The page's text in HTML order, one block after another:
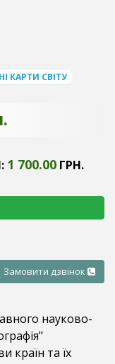
КАРТИ СВІТУ
1 700.00 ГРН.
Замовити дзвінок
науково-
країн та їх